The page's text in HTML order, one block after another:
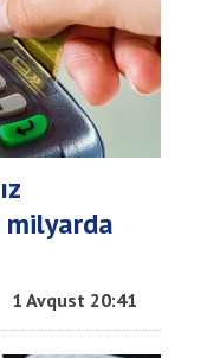
1 Avqust 20:41